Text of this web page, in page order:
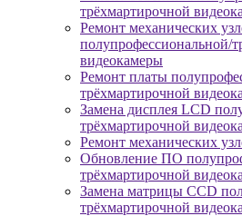
трёхмартирочной
Ремонт механических
полупрофессиональной/
видеокамеры
Ремонт платы
трёхмартирочной
Замена дисплея LCD
трёхмартирочной
Ремонт механических
Обновление ПО
трёхмартирочной
Замена матрицы CCD
трёхмартирочной